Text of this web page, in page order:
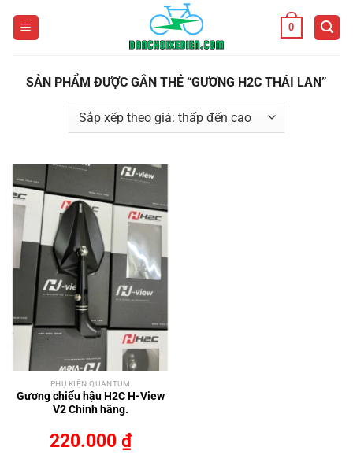
0
SẢN PHẨM ĐƯỢC GẮN THẺ “GƯƠNG H2C THÁI LAN”
PHỤ KIỆN QUANTUM
Gương chiếu hậu H2C H-View
V2 Chính hãng.
220.000 ₫